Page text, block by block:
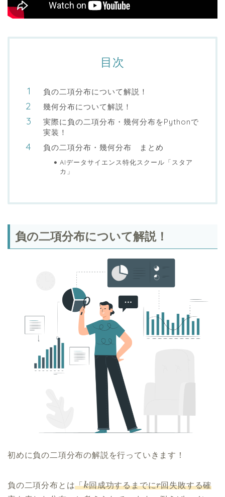
目次
負の二項分布について解説！
幾何分布について解説！
実際に負の二項分布・幾何分布をPythonで
実装！
負の二項分布・幾何分布 まとめ
AIデータサイエンス特化スクール「スタア
カ」
負の二項分布について解説！
初めに負の二項分布の解説を行っていきます！
負の二項分布とは「k回成功するまでにr回失敗する確